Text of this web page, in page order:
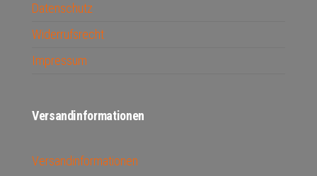
Datenschutz
Widerrufsrecht
Impressum
Versandinformationen
Versandinformationen